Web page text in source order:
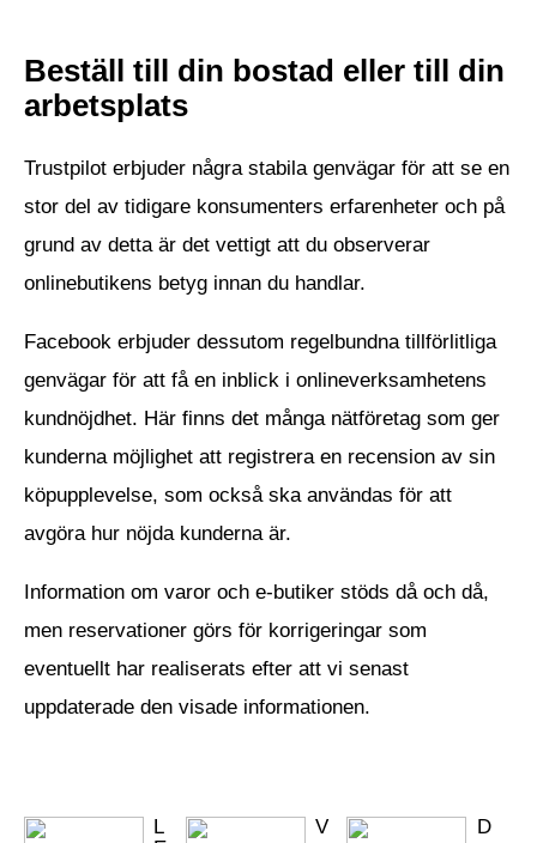
Beställ till din bostad eller till din
arbetsplats
Trustpilot erbjuder några stabila genvägar för att se en
stor del av tidigare konsumenters erfarenheter och på
grund av detta är det vettigt att du observerar
onlinebutikens betyg innan du handlar.
Facebook erbjuder dessutom regelbundna tillförlitliga
genvägar för att få en inblick i onlineverksamhetens
kundnöjdhet. Här finns det många nätföretag som ger
kunderna möjlighet att registrera en recension av sin
köpupplevelse, som också ska användas för att
avgöra hur nöjda kunderna är.
Information om varor och e-butiker stöds då och då,
men reservationer görs för korrigeringar som
eventuellt har realiserats efter att vi senast
uppdaterade den visade informationen.
L
V
D